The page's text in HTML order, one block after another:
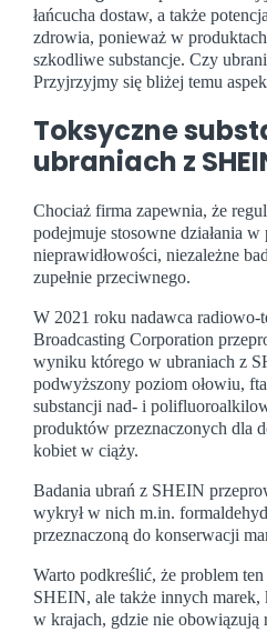
łańcucha dostaw, a także
zdrowia, ponieważ w
szkodliwe substancje. Czy
Przyjrzyjmy się bliżej temu
Toksyczne
ubraniach z
Chociaż firma zapewnia, że
podejmuje stosowne działania
nieprawidłowości, niezależne
zupełnie przeciwnego.
W 2021 roku nadawca radiowo-
Broadcasting Corporation
wyniku którego w ubraniach z
podwyższony poziom ołowiu,
substancji nad- i
produktów przeznaczonych dla
kobiet w ciąży.
Badania ubrań z SHEIN
wykrył w nich m.in.
przeznaczoną do konserwacji
Warto podkreślić, że problem
SHEIN, ale także innych marek,
w krajach, gdzie nie obowiązują